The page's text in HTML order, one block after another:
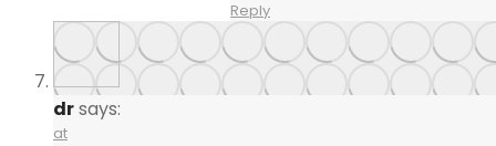
Reply
drsays:
at